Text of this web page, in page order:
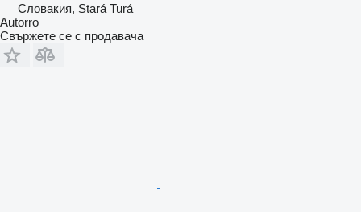
Словакия, Stará Turá
Autorro
Свържете се с продавача